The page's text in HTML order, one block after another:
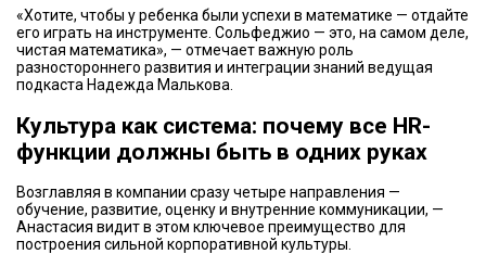
«Хотите, чтобы у ребенка были успехи в математике — отдайте
его играть на инструменте. Сольфеджио — это, на самом деле,
чистая математика», — отмечает важную роль
разностороннего развития и интеграции знаний ведущая
подкаста Надежда Малькова.
Культура как система: почему все HR-
функции должны быть в одних руках
Возглавляя в компании сразу четыре направления —
обучение, развитие, оценку и внутренние коммуникации, —
Анастасия видит в этом ключевое преимущество для
построения сильной корпоративной культуры.